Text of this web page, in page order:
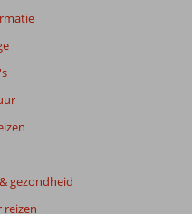
gezondheid
reizen